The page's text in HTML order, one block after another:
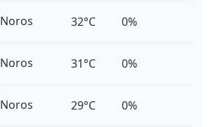
Noros 32°C 0%
Noros 31°C 0%
Noros 29°C 0%